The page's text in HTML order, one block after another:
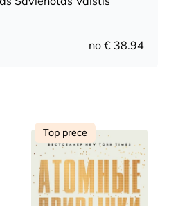
no € 38.94
Top prece